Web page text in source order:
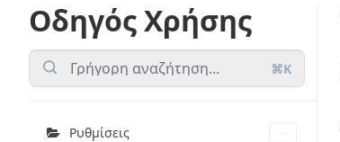
Οδηγός Χρήσης
⌘K
Ρυθμίσεις